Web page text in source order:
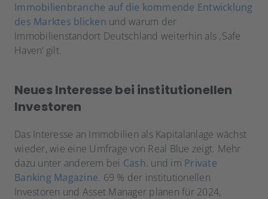
Immobilienbranche auf die kommende Entwicklung
des Marktes blicken und warum der
Immobilienstandort Deutschland weiterhin als ‚Safe
Haven‘ gilt.
Neues Interesse bei institutionellen
Investoren
Das Interesse an Immobilien als Kapitalanlage wächst
wieder, wie eine Umfrage von Real Blue zeigt. Mehr
dazu unter anderem bei Cash. und im Private
Banking Magazine. 69 % der institutionellen
Investoren und Asset Manager planen für 2024,